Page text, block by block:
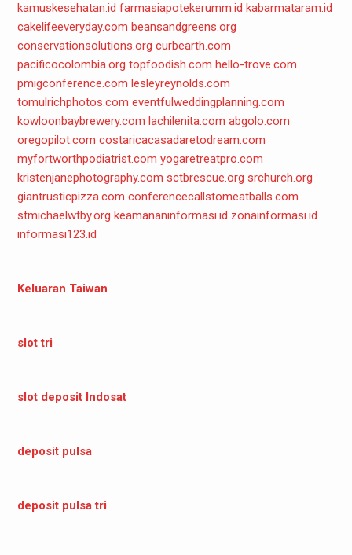
kamuskesehatan.id farmasiapotekerumm.id kabarmataram.id
cakelifeeveryday.com beansandgreens.org
conservationsolutions.org curbearth.com
pacificocolombia.org topfoodish.com hello-trove.com
pmigconference.com lesleyreynolds.com
tomulrichphotos.com eventfulweddingplanning.com
kowloonbaybrewery.com lachilenita.com abgolo.com
oregopilot.com costaricacasadaretodream.com
myfortworthpodiatrist.com yogaretreatpro.com
kristenjanephotography.com sctbrescue.org srchurch.org
giantrusticpizza.com conferencecallstomeatballs.com
stmichaelwtby.org keamananinformasi.id zonainformasi.id
informasi123.id
Keluaran Taiwan
slot tri
slot deposit Indosat
deposit pulsa
deposit pulsa tri